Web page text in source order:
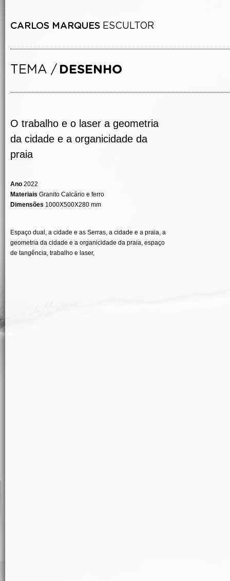
O trabalho e o laser a geometria
da cidade e a organicidade da
praia
Ano 2022
Materiais Granito Calcário e ferro
Dimensões 1000X500X280 mm
Espaço dual, a cidade e as Serras, a cidade e a praia, a
geometria da cidade e a organicidade da praia, espaço
de tangência, trabalho e laser,